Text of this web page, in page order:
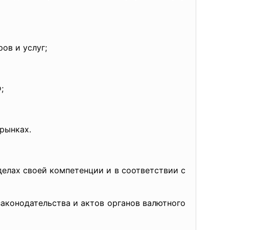
и услуг;
своей компетенции и в соответствии с
и актов органов валютного